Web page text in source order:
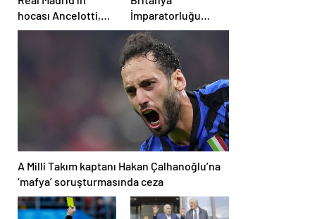
hocası Ancelotti,
vergi kaçırma
İmparatorluğu
Nişanı’na sahip eski
İskoç kaptana aile
içi şiddetten kamu
hizmeti cezası
A Milli Takım kaptanı Hakan Çalhanoğlu’na
‘mafya’ soruşturmasında ceza